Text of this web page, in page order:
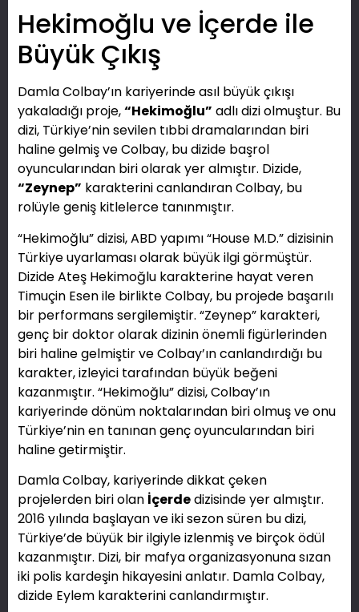
Hekimoğlu ve İçerde ile
Büyük Çıkış
Damla Colbay’ın kariyerinde asıl büyük çıkışı
yakaladığı proje,“Hekimoğlu” adlı dizi olmuştur. Bu
dizi, Türkiye’nin sevilen tıbbi dramalarından biri
haline gelmiş ve Colbay, bu dizide başrol
oyuncularından biri olarak yer almıştır. Dizide,
“Zeynep” karakterini canlandıran Colbay, bu
rolüyle geniş kitlelerce tanınmıştır.
“Hekimoğlu” dizisi, ABD yapımı “House M.D.” dizisinin
Türkiye uyarlaması olarak büyük ilgi görmüştür.
Dizide Ateş Hekimoğlu karakterine hayat veren
Timuçin Esen ile birlikte Colbay, bu projede başarılı
bir performans sergilemiştir. “Zeynep” karakteri,
genç bir doktor olarak dizinin önemli figürlerinden
biri haline gelmiştir ve Colbay’ın canlandırdığı bu
karakter, izleyici tarafından büyük beğeni
kazanmıştır. “Hekimoğlu” dizisi, Colbay’ın
kariyerinde dönüm noktalarından biri olmuş ve onu
Türkiye’nin en tanınan genç oyuncularından biri
haline getirmiştir.
Damla Colbay, kariyerinde dikkat çeken
projelerden biri olan İçerdedizisinde yer almıştır.
2016 yılında başlayan ve iki sezon süren bu dizi,
Türkiye’de büyük bir ilgiyle izlenmiş ve birçok ödül
kazanmıştır. Dizi, bir mafya organizasyonuna sızan
iki polis kardeşin hikayesini anlatır. Damla Colbay,
dizide Eylem karakterini canlandırmıştır.